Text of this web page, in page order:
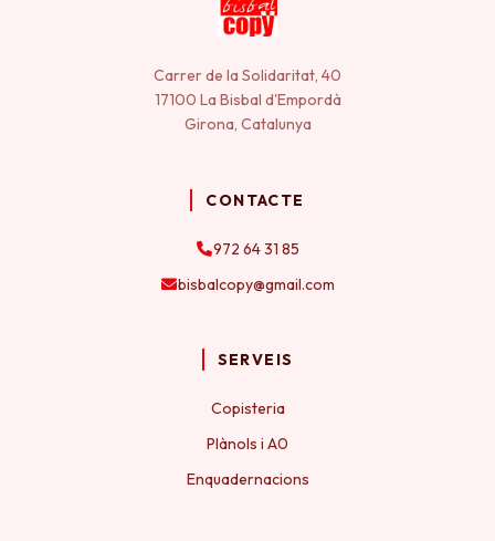
Carrer de la Solidaritat, 40
17100 La Bisbal d'Empordà
Girona, Catalunya
CONTACTE
972 64 31 85
bisbalcopy@gmail.com
SERVEIS
Copisteria
Plànols i A0
Enquadernacions